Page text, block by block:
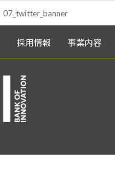
07_twitter_banner
採用情報 事業内容